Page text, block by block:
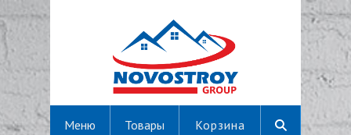
Корзина
Меню Товары